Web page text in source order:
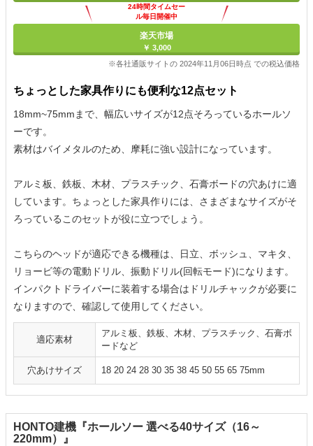
24時間タイムセー
ル毎日開催中
楽天市場
￥ 3,000
※各社通販サイトの 2024年11月06日時点 での税込価格
ちょっとした家具作りにも便利な12点セット
18mm~75mmまで、幅広いサイズが12点そろっているホールソ
ーです。
素材はバイメタルのため、摩耗に強い設計になっています。
アルミ板、鉄板、木材、プラスチック、石膏ボードの穴あけに適
しています。ちょっとした家具作りには、さまざまなサイズがそ
ろっているこのセットが役に立つでしょう。
こちらのヘッドが適応できる機種は、日立、ボッシュ、マキタ、
リョービ等の電動ドリル、振動ドリル(回転モード)になります。
インパクトドライバーに装着する場合はドリルチャックが必要に
なりますので、確認して使用してください。
適応素材
アルミ板、鉄板、木材、プラスチック、石膏ボ
ードなど
穴あけサイズ 18 20 24 28 30 35 38 45 50 55 65 75mm
HONTO建機『ホールソー 選べる40サイズ（16～
220mm）』